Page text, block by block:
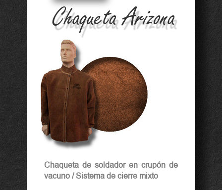
Chaqueta Arizona
Chaqueta de soldador en crupón de
vacuno / Sistema de cierre mixto